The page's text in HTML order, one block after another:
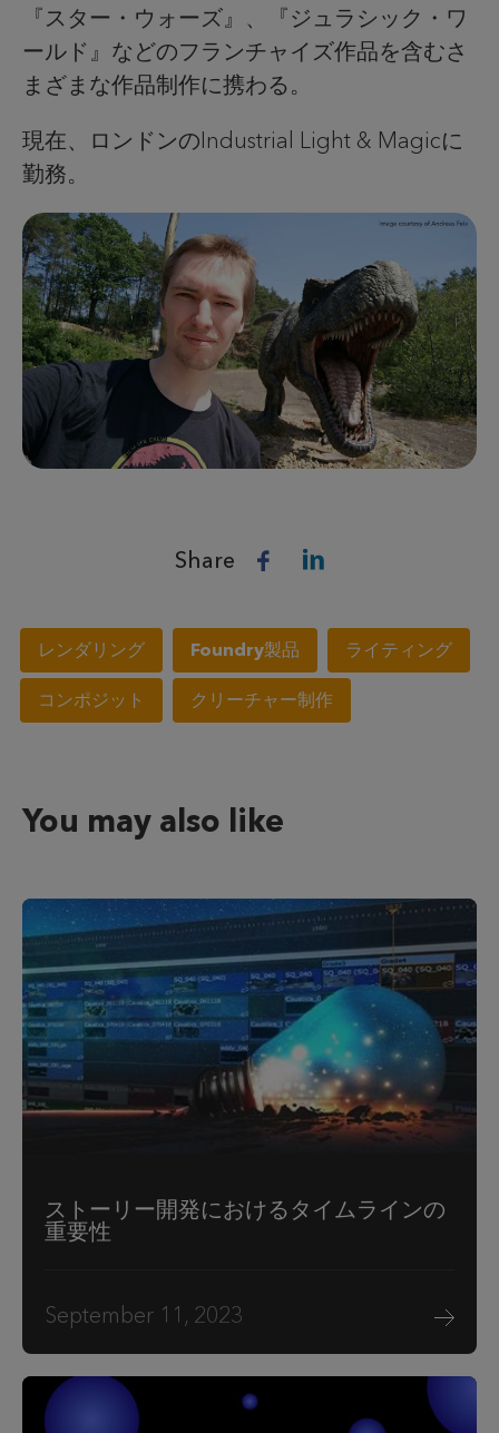
『スター・ウォーズ』、『ジュラシック・ワ
ールド』などのフランチャイズ作品を含むさ
まざまな作品制作に携わる。
現在、ロンドンのIndustrial Light & Magicに
勤務。
Share
レンダリング Foundry製品 ライティング
コンポジット クリーチャー制作
You may also like
ストーリー開発におけるタイムラインの
重要性
September 11, 2023